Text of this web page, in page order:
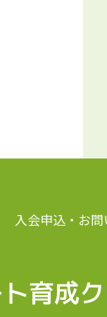
入会申込・お